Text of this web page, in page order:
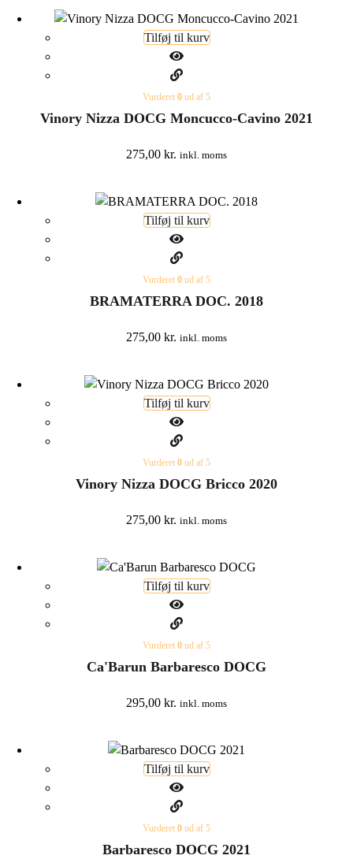
Tilføj til kurv
Vurderet 0 ud af 5
Vinory Nizza DOCG Moncucco-Cavino 2021
275,00 kr. inkl. moms
Tilføj til kurv
Vurderet 0 ud af 5
BRAMATERRA DOC. 2018
275,00 kr. inkl. moms
Tilføj til kurv
Vurderet 0 ud af 5
Vinory Nizza DOCG Bricco 2020
275,00 kr. inkl. moms
Tilføj til kurv
Vurderet 0 ud af 5
Ca'Barun Barbaresco DOCG
295,00 kr. inkl. moms
Tilføj til kurv
Vurderet 0 ud af 5
Barbaresco DOCG 2021